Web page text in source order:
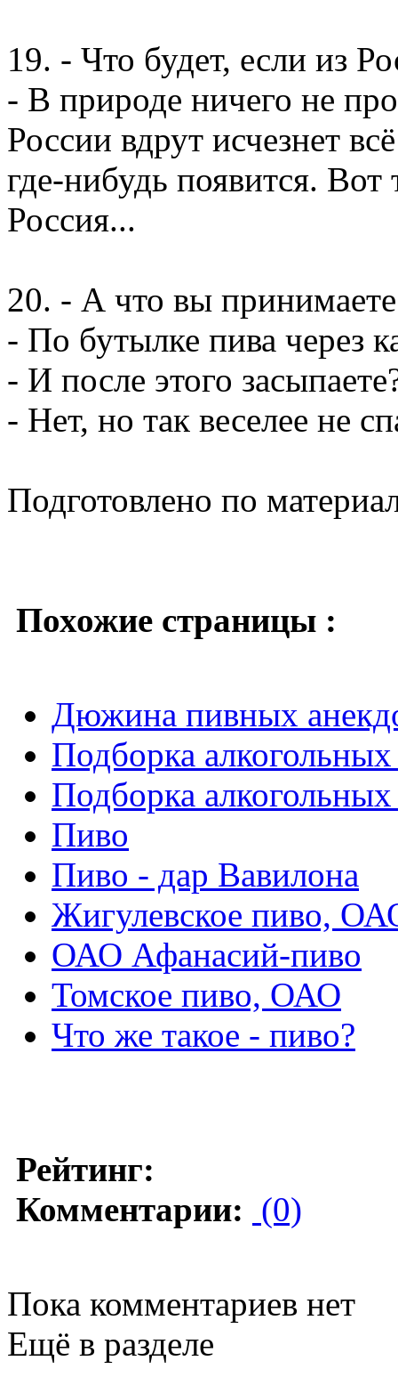
19. - Что будет, если из
- В природе ничего не
России вдрут исчезнет
где-нибудь появится. Вот
Россия...
20. - А что вы
- По бутылке пива через
- И после этого
- Нет, но так веселее не
Подготовлено по
Похожие страницы :
Дюжина пивных
Подборка
Подборка
Пиво
Пиво - дар Вавилона
Жигулевское пиво,
ОАО Афанасий-пиво
Томское пиво, ОАО
Что же такое - пиво?
Рейтинг:
Комментарии: (0)
Пока комментариев нет
Ещё в разделе